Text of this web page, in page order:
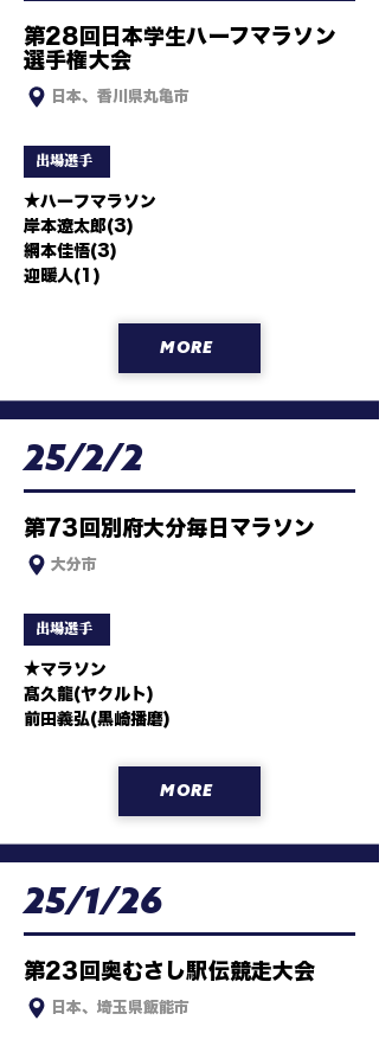
第28回日本学生ハーフマラソン
選手権大会
日本、香川県丸亀市
出場選手
★ハーフマラソン
岸本遼太郎(3)
網本佳悟(3)
迎暖人(1)
MORE
25/2/2
第73回別府大分毎日マラソン
大分市
出場選手
★マラソン
髙久龍(ヤクルト)
前田義弘(黒崎播磨)
MORE
25/1/26
第23回奥むさし駅伝競走大会
日本、埼玉県飯能市